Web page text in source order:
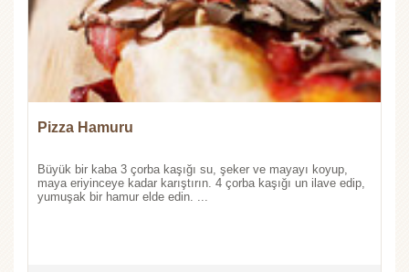
Pizza Hamuru
Büyük bir kaba 3 çorba kaşığı su, şeker ve mayayı koyup,
maya eriyinceye kadar karıştırın. 4 çorba kaşığı un ilave edip,
yumuşak bir hamur elde edin. ...